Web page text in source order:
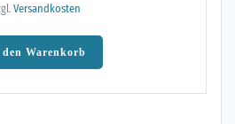
Versandkosten
Warenkorb